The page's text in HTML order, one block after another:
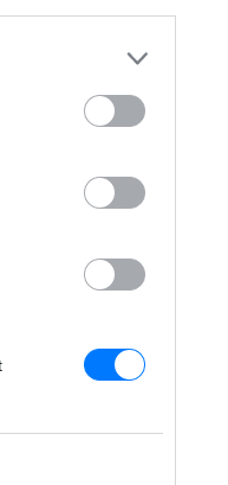
Δεκαπενταύγουστος:
εργασία την αργία
Μυστράς -πτώμα σε
παθολογικά αίτια